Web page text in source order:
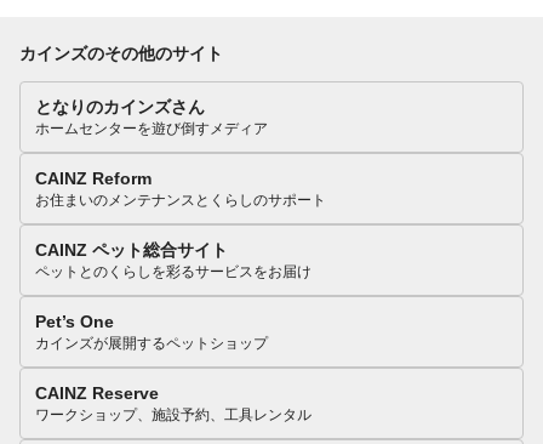
カインズのその他のサイト
となりのカインズさん
ホームセンターを遊び倒すメディア
CAINZ Reform
お住まいのメンテナンスとくらしのサポート
CAINZ ペット総合サイト
ペットとのくらしを彩るサービスをお届け
Pet’s One
カインズが展開するペットショップ
CAINZ Reserve
ワークショップ、施設予約、工具レンタル